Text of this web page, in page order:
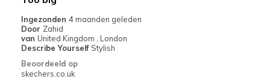
Ingezonden 4 maanden geleden
Door Zahid
van United Kingdom , London
Describe Yourself Stylish
Beoordeeld op
skechers.co.uk